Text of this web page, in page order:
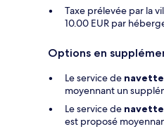
Taxe prélevée par la
10.00 EUR par
Options en
Le service de
moyennant un
Le service de
est proposé